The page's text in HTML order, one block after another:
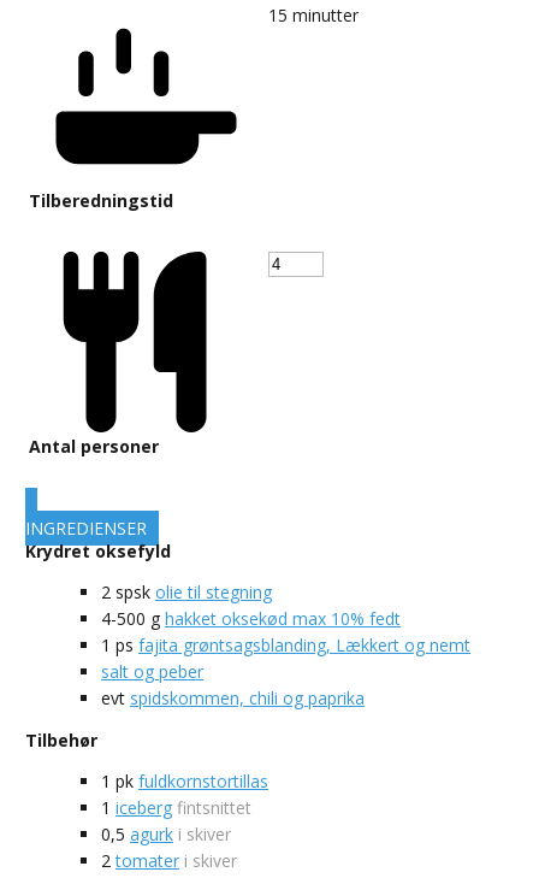
Tilberedningstid
15 minutter
Antal personer
INGREDIENSER
Krydret oksefyld
2 spsk olie til stegning
4-500 g hakket oksekød max 10% fedt
1 ps fajita grøntsagsblanding, Lækkert og nemt
salt og peber
evt spidskommen, chili og paprika
Tilbehør
1 pk fuldkornstortillas
1 iceberg fintsnittet
0,5 agurk i skiver
2 tomater i skiver